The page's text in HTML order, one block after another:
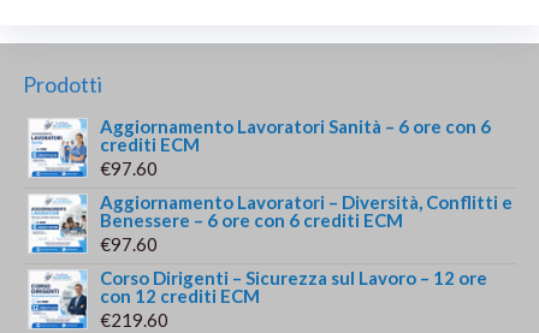
Prodotti
Aggiornamento Lavoratori Sanità – 6 ore con 6
crediti ECM
€97.60
Aggiornamento Lavoratori – Diversità, Conflitti e
Benessere – 6 ore con 6 crediti ECM
€97.60
Corso Dirigenti – Sicurezza sul Lavoro – 12 ore
con 12 crediti ECM
€219.60